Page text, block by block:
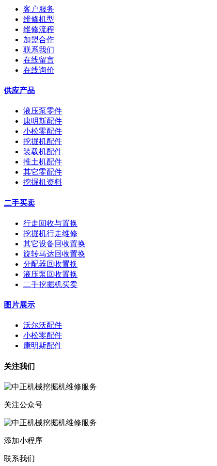
客户服务
维修机型
维修流程
加盟合作
联系我们
在线留言
在线询价
供应产品
液压泵零件
康明斯配件
小松零配件
挖掘机配件
装载机配件
推土机配件
其它零配件
挖掘机资料
二手买卖
行走回收与置换
挖掘机行走维修
其它设备回收置换
旋转马达回收置换
分配器回收置换
液压泵回收置换
二手挖掘机买卖
图片展示
沃尔沃配件
小松零配件
康明斯配件
关注我们
关注公众号
添加小程序
联系我们